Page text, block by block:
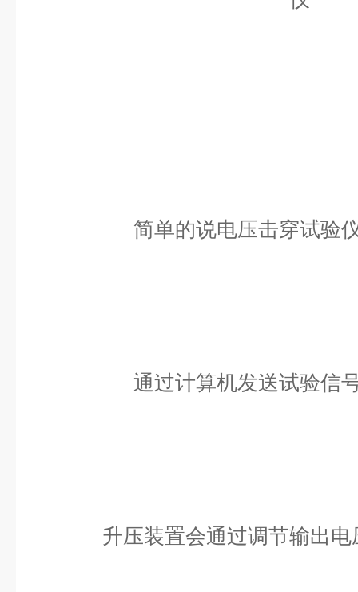
简单的说电压击穿试验
通过计算机发送试验信
升压装置会通过调节输出